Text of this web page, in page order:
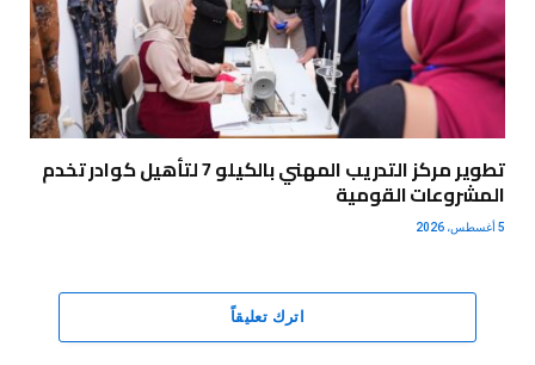
تطوير مركز التدريب المهني بالكيلو 7 لتأهيل كوادر تخدم
المشروعات القومية
5 أغسطس، 2026
اترك تعليقاً